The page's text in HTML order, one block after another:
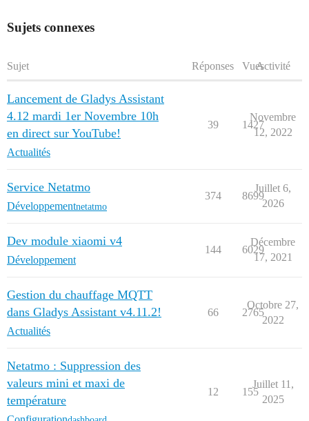
Sujets connexes
Sujet Réponses VuesActivité
Lancement de Gladys Assistant
4.12 mardi 1er Novembre 10h
en direct sur YouTube!
Actualités
39 1427
Novembre
12, 2022
Service Netatmo
Développementnetatmo
374 8699
Juillet 6,
2026
Dev module xiaomi v4
Développement
144 6029
Décembre
17, 2021
Gestion du chauffage MQTT
dans Gladys Assistant v4.11.2!
Actualités
66 2765
Octobre 27,
2022
Netatmo : Suppression des
valeurs mini et maxi de
température
12 155
Juillet 11,
2025